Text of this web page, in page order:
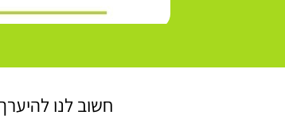
חשוב לנו